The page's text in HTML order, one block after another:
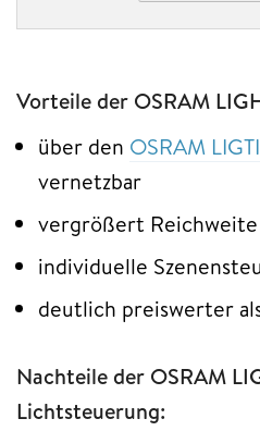
Vorteile der OSRAM
über den OSRAM
vernetzbar
vergrößert
individuelle
deutlich preiswerter
Nachteile der OSRAM
Lichtsteuerung: